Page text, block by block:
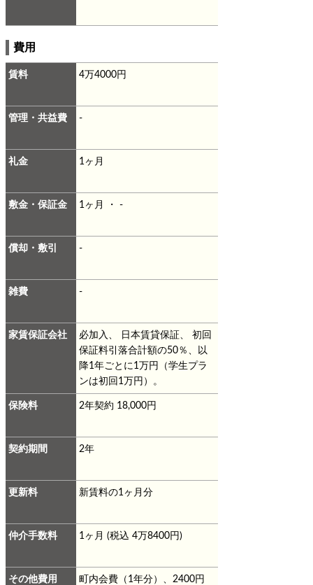
費用
賃料 4万4000円
管理・共益費 -
礼金 1ヶ月
敷金・保証金 1ヶ月 ・ -
償却・敷引 -
雑費 -
家賃保証会社
必加入、 日本賃貸保証、 初回
保証料引落合計額の50％、以
降1年ごとに1万円（学生プラ
ンは初回1万円）。
保険料 2年契約 18,000円
契約期間 2年
更新料 新賃料の1ヶ月分
仲介手数料 1ヶ月 (税込 4万8400円)
その他費用
町内会費（1年分）、2400円